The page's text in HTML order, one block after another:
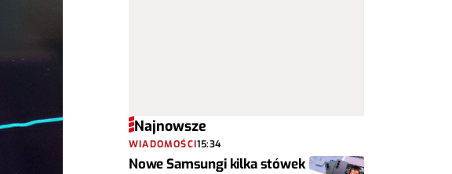
Najnowsze
WIADOMOŚCI15:34
Nowe Samsungi kilka stówek